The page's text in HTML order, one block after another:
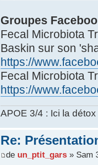
Groupes
Fecal Microbiota
Baskin sur son
https://
Fecal Microbiota
https://
APOE 3/4 : Ici la
Re:
de un_ptit_gars» Sam